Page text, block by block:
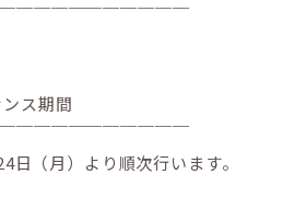
￣￣￣￣￣￣￣￣￣￣
ス期間
￣￣￣￣￣￣￣￣￣￣
日（月）より順次行います。